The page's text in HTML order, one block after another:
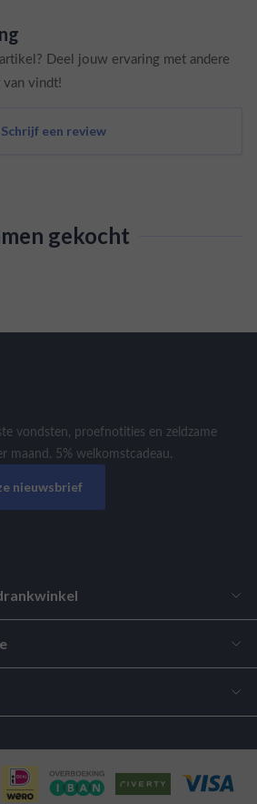
Deel jouw ervaring met andere
vindt!
Schrijf een review
gekocht
vondsten, proefnotities en zeldzame
maand. 5% welkomstcadeau.
nieuwsbrief